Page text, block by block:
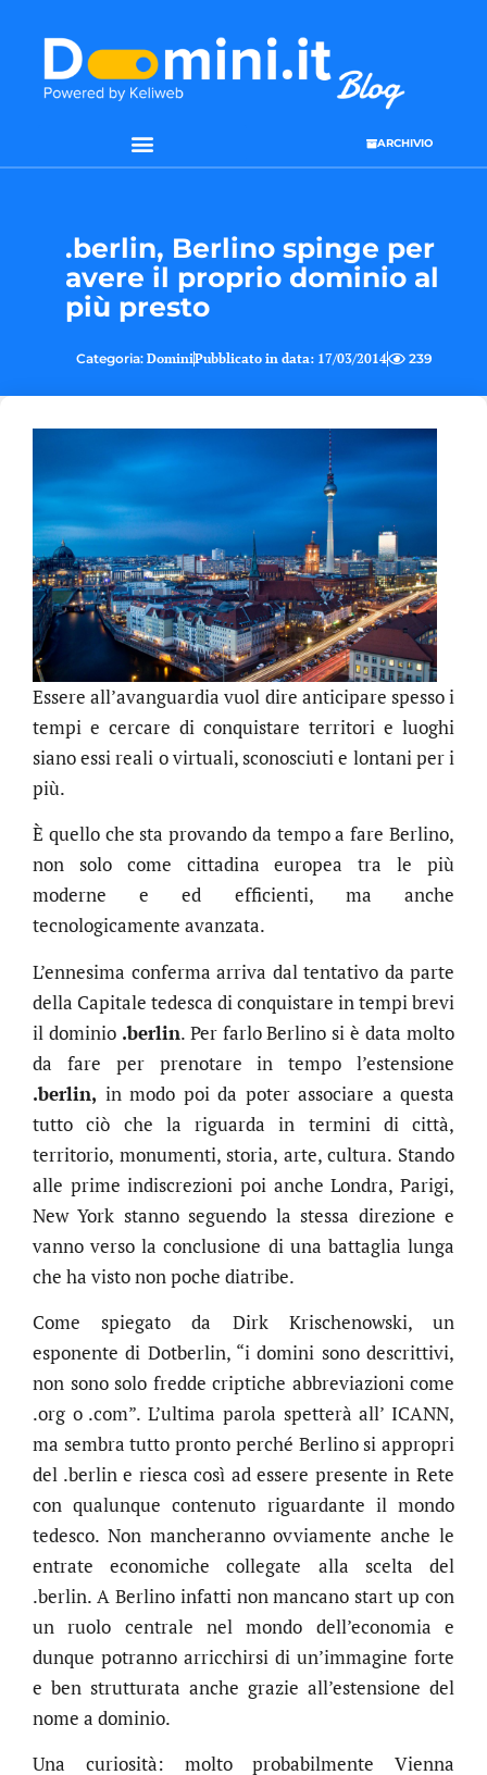
ARCHIVIO
.berlin, Berlino spinge per
avere il proprio dominio al
più presto
Categoria: DominiPubblicato in data: 17/03/2014 239
Essere all’avanguardia vuol dire anticipare spesso i
tempi e cercare di conquistare territori e luoghi
siano essi reali o virtuali, sconosciuti e lontani per i
più.
È quello che sta provando da tempo a fare Berlino,
non solo come cittadina europea tra le più
moderne e ed efficienti, ma anche
tecnologicamente avanzata.
L’ennesima conferma arriva dal tentativo da parte
della Capitale tedesca di conquistare in tempi brevi
il dominio .berlin. Per farlo Berlino si è data molto
da fare per prenotare in tempo l’estensione
.berlin, in modo poi da poter associare a questa
tutto ciò che la riguarda in termini di città,
territorio, monumenti, storia, arte, cultura. Stando
alle prime indiscrezioni poi anche Londra, Parigi,
New York stanno seguendo la stessa direzione e
vanno verso la conclusione di una battaglia lunga
che ha visto non poche diatribe.
Come spiegato da Dirk Krischenowski, un
esponente di Dotberlin, “i domini sono descrittivi,
non sono solo fredde criptiche abbreviazioni come
.org o .com”. L’ultima parola spetterà all’ ICANN,
ma sembra tutto pronto perché Berlino si appropri
del .berlin e riesca così ad essere presente in Rete
con qualunque contenuto riguardante il mondo
tedesco. Non mancheranno ovviamente anche le
entrate economiche collegate alla scelta del
.berlin. A Berlino infatti non mancano start up con
un ruolo centrale nel mondo dell’economia e
dunque potranno arricchirsi di un’immagine forte
e ben strutturata anche grazie all’estensione del
nome a dominio.
Una curiosità: molto probabilmente Vienna